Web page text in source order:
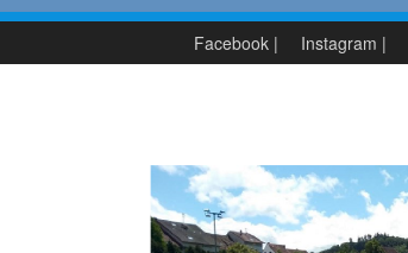
Facebook | Instagram |